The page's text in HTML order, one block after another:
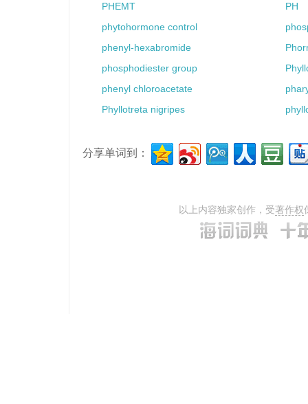
PHEMT
PH
phytohormone control
phenyl-hexabromide
phosphodiester group
phenyl chloroacetate
Phyllotreta nigripes
分享单词到：
以上内容独家创作，受著作权